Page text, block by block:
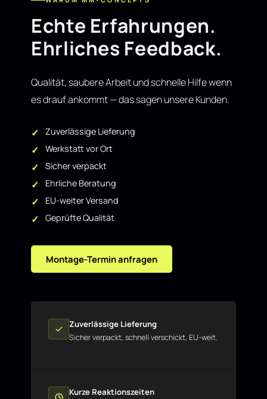
Echte Erfahrungen.
Ehrliches Feedback.
Qualität, saubere Arbeit und schnelle Hilfe wenn
es drauf ankommt — das sagen unsere Kunden.
Zuverlässige Lieferung
Werkstatt vor Ort
Sicher verpackt
Ehrliche Beratung
EU-weiter Versand
Geprüfte Qualität
Montage-Termin anfragen
Zuverlässige Lieferung
Sicher verpackt, schnell verschickt, EU-weit.
Kurze Reaktionszeiten